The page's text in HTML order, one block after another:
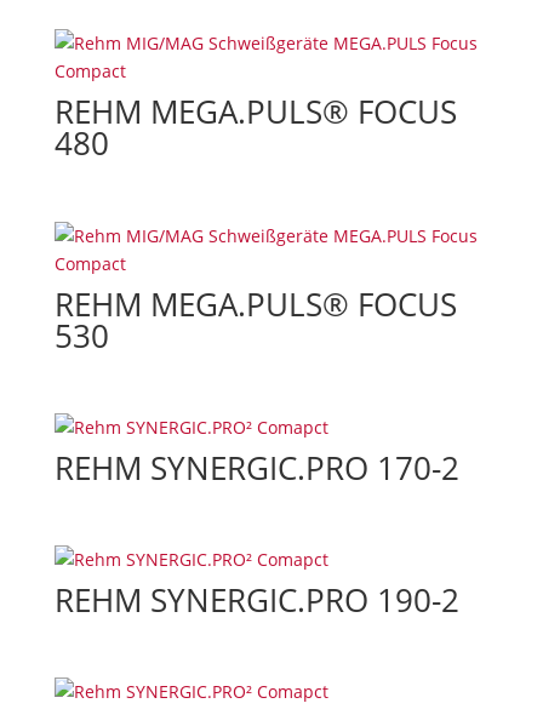
REHM MEGA.PULS® FOCUS
480
REHM MEGA.PULS® FOCUS
530
REHM SYNERGIC.PRO 170-2
REHM SYNERGIC.PRO 190-2